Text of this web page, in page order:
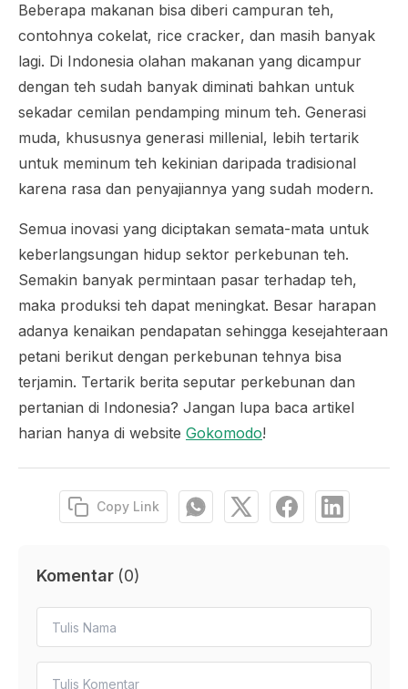
Beberapa makanan bisa diberi campuran teh,
contohnya cokelat, rice cracker, dan masih banyak
lagi. Di Indonesia olahan makanan yang dicampur
dengan teh sudah banyak diminati bahkan untuk
sekadar cemilan pendamping minum teh. Generasi
muda, khususnya generasi millenial, lebih tertarik
untuk meminum teh kekinian daripada tradisional
karena rasa dan penyajiannya yang sudah modern.
Semua inovasi yang diciptakan semata-mata untuk
keberlangsungan hidup sektor perkebunan teh.
Semakin banyak permintaan pasar terhadap teh,
maka produksi teh dapat meningkat. Besar harapan
adanya kenaikan pendapatan sehingga kesejahteraan
petani berikut dengan perkebunan tehnya bisa
terjamin. Tertarik berita seputar perkebunan dan
pertanian di Indonesia? Jangan lupa baca artikel
harian hanya di website Gokomodo!
Copy Link
Komentar (0)